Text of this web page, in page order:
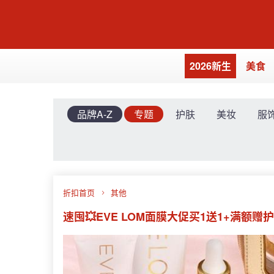
2026新生 美食
品牌A-Z 专题 护肤 美妆 服
折扣首页 其他
速囤💥EVE LOM面膜大促买1送1+满额赠